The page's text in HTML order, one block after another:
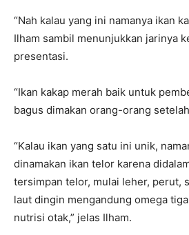
“Nah kalau yang ini namanya ikan
Ilham sambil menunjukkan jarinya
presentasi.
“Ikan kakap merah baik untuk
bagus dimakan orang-orang
“Kalau ikan yang satu ini unik,
dinamakan ikan telor karena
tersimpan telor, mulai leher, perut,
laut dingin mengandung omega
nutrisi otak,” jelas Ilham.